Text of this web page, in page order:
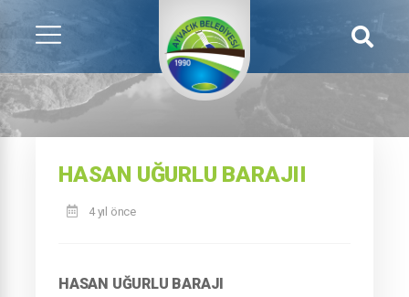
HASAN UĞURLU BARAJII
4 yıl önce
HASAN UĞURLU BARAJI